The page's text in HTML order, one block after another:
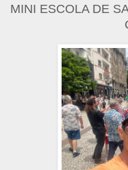
MINI ESCOLA DE